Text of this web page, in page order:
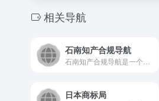
相关导航
石南知产合规导航
日本商标局